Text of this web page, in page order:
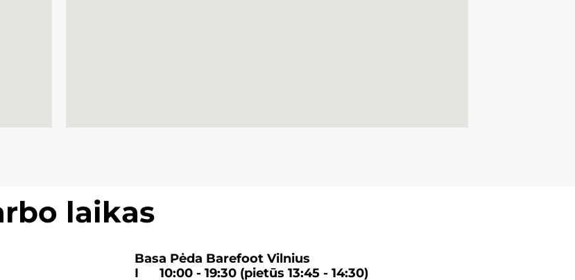
laikas
Basa Pėda Barefoot Vilnius
I 10:00 - 19:30 (pietūs 13:45 - 14:30)